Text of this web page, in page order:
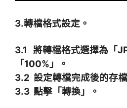
3.轉檔格式設定。
3.1 將轉檔格式選擇為「
「100%」。
3.2 設定轉檔完成後的存
3.3 點擊「轉換」。